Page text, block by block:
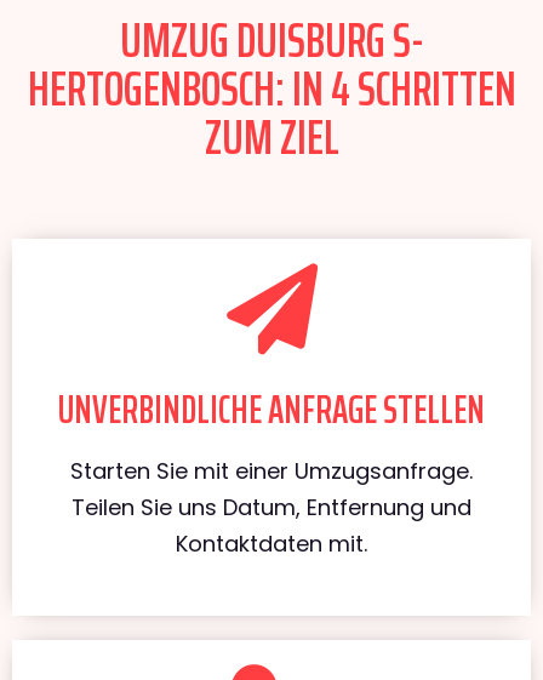
UMZUG DUISBURG S-
HERTOGENBOSCH: IN 4 SCHRITTEN
ZUM ZIEL
UNVERBINDLICHE ANFRAGE STELLEN
Starten Sie mit einer Umzugsanfrage.
Teilen Sie uns Datum, Entfernung und
Kontaktdaten mit.